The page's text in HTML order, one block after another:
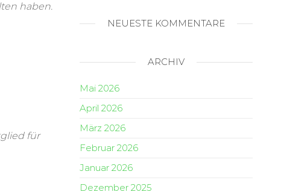
haben.
für
NEUESTE KOMMENTARE
ARCHIV
Mai 2026
April 2026
März 2026
Februar 2026
Januar 2026
Dezember 2025